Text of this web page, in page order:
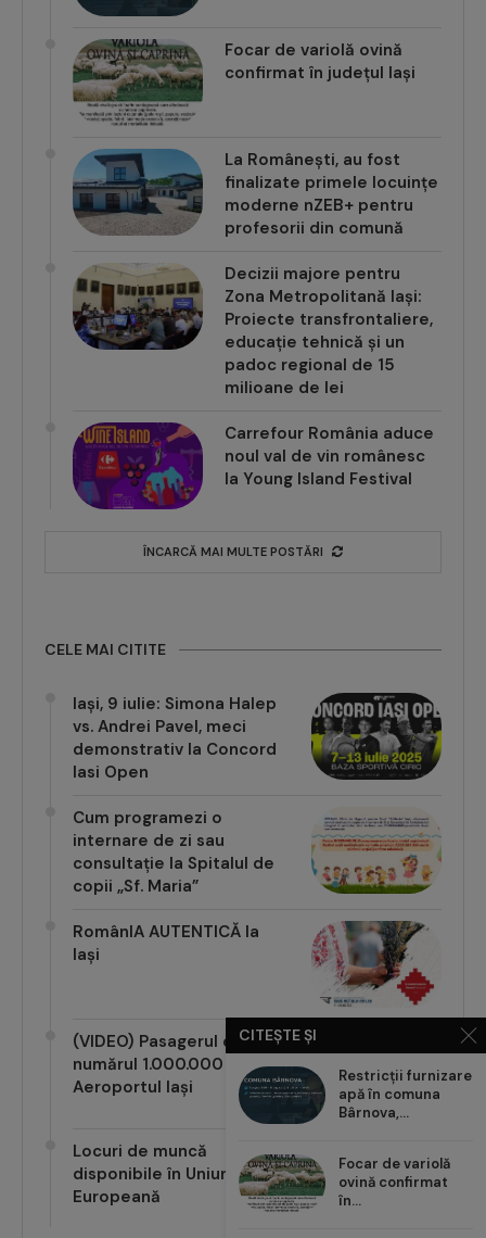
Focar de variolă ovină
confirmat în județul Iași
La Românești, au fost
finalizate primele locuințe
moderne nZEB+ pentru
profesorii din comună
Decizii majore pentru
Zona Metropolitană Iași:
Proiecte transfrontaliere,
educație tehnică și un
padoc regional de 15
milioane de lei
Carrefour România aduce
noul val de vin românesc
la Young Island Festival
ÎNCARCĂ MAI MULTE POSTĂRI
CELE MAI CITITE
Iași, 9 iulie: Simona Halep
vs. Andrei Pavel, meci
demonstrativ la Concord
Iasi Open
Cum programezi o
internare de zi sau
consultație la Spitalul de
copii „Sf. Maria”
RomânIA AUTENTICĂ la
Iași
(VIDEO) Pasagerul cu
numărul 1.000.000 pe
Aeroportul Iași
Locuri de muncă
disponibile în Uniunea
Europeană
CITEȘTE ȘI
Restricții furnizare
apă în comuna
Bârnova,...
Focar de variolă
ovină confirmat
în...